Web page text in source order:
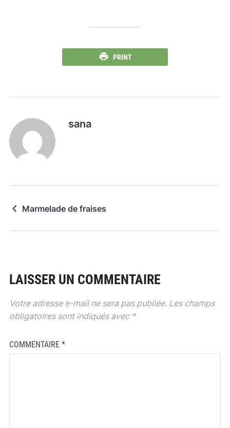
PRINT
sana
Marmelade de fraises
LAISSER UN COMMENTAIRE
Votre adresse e-mail ne sera pas publiée. Les champs
obligatoires sont indiqués avec *
COMMENTAIRE *